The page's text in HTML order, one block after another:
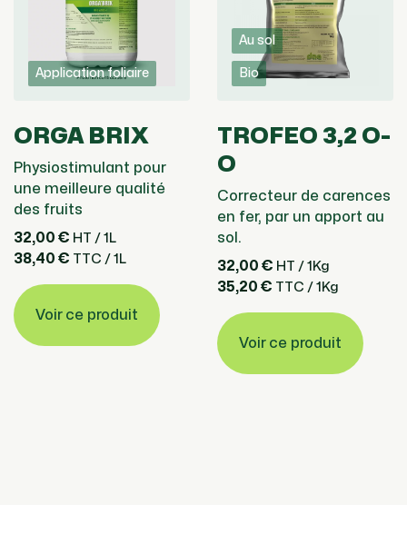
Application foliaire
ORGA BRIX
Physiostimulant pour
une meilleure qualité
des fruits
32,00 € HT / 1L
38,40 € TTC / 1L
Voir ce produit
Au sol
Bio
TROFEO 3,2 O-
O
Correcteur de carences
en fer, par un apport au
sol.
32,00 € HT / 1Kg
35,20 € TTC / 1Kg
Voir ce produit